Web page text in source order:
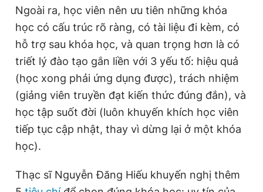
Ngoài ra, học viên nên ưu tiên những khóa
học có cấu trúc rõ ràng, có tài liệu đi kèm, có
hỗ trợ sau khóa học, và quan trọng hơn là có
triết lý đào tạo gắn liền với 3 yếu tố: hiệu quả
(học xong phải ứng dụng được), trách nhiệm
(giảng viên truyền đạt kiến thức đúng đắn), và
học tập suốt đời (luôn khuyến khích học viên
tiếp tục cập nhật, thay vì dừng lại ở một khóa
học).
Thạc sĩ Nguyễn Đăng Hiếu khuyến nghị thêm